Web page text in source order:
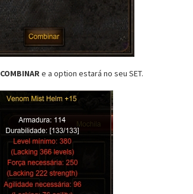
COMBINARe a option estará no seu SET.